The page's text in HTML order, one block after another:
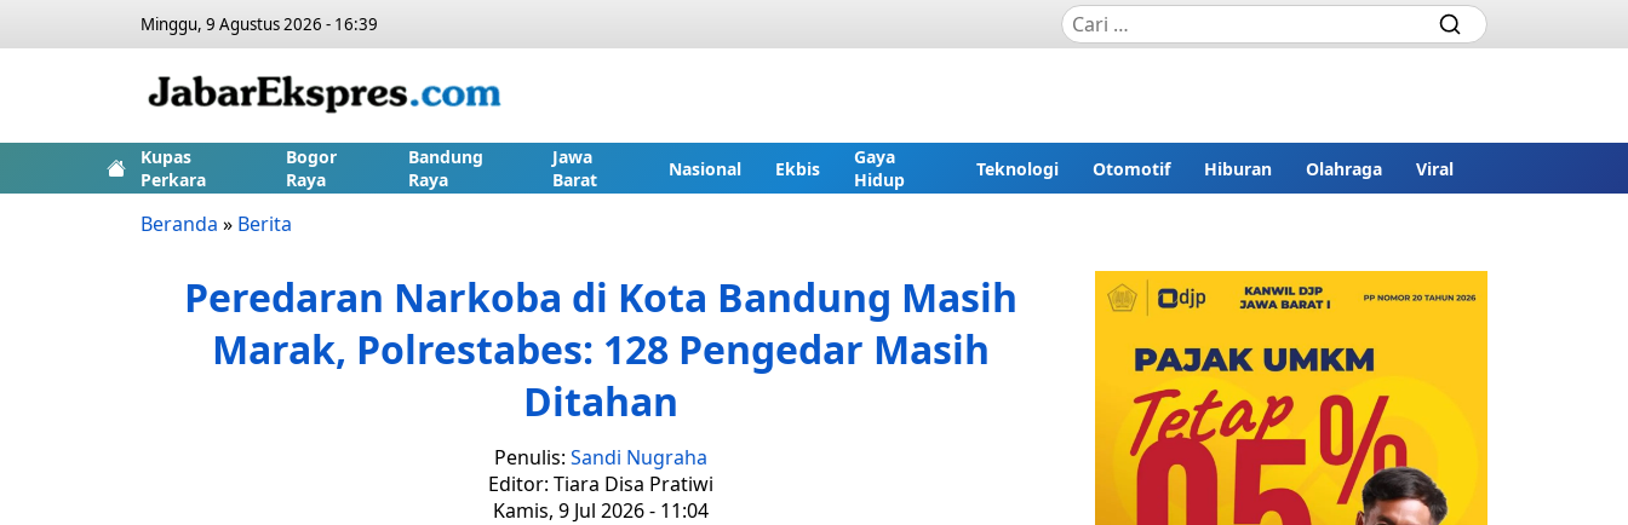
Minggu, 9 Agustus 2026 - 16:39
Kupas
Perkara
Bogor
Raya
Bandung
Raya
Jawa
Barat
Nasional Ekbis
Gaya
Hidup
Teknologi Otomotif Hiburan Olahraga Viral
Beranda » Berita
Peredaran Narkoba di Kota Bandung Masih
Marak, Polrestabes: 128 Pengedar Masih
Ditahan
Penulis: Sandi Nugraha
Editor: Tiara Disa Pratiwi
Kamis, 9 Jul 2026 - 11:04